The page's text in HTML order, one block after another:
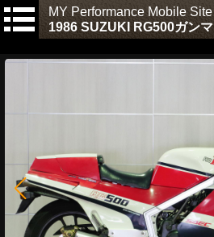
MY Performance Mobile Site
1986 SUZUKI RG500ガンマ